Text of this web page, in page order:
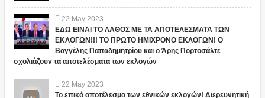
22 May 2023
ΕΔΩ ΕΙΝΑΙ ΤΟ ΛΑΘΟΣ ΜΕ ΤΑ ΑΠΟΤΕΛΕΣΜΑΤΑ ΤΩΝ
ΕΚΛΟΓΩΝ!!! ΤΟ ΠΡΩΤΟ ΗΜΙΧΡΟΝΟ ΕΚΛΟΓΩΝ! Ο
Βαγγέλης Παπαδημητρίου και ο Άρης Πορτοσάλτε
σχολιάζουν τα αποτελέσματα των εκλογών
22 May 2023
Το επικό αποτέλεσμα των εθνικών εκλογών! Διερευνητική